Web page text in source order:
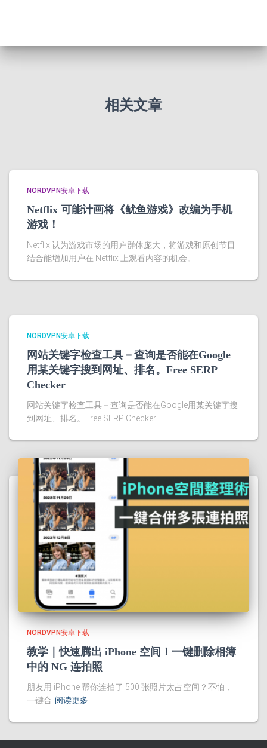
相关文章
NORDVPN安卓下载
Netflix 可能计画将《鱿鱼游戏》改编为手机
游戏！
Netflix 认为游戏市场的用户群体庞大，将游戏和原创节目
结合能增加用户在 Netflix 上观看内容的机会。
NORDVPN安卓下载
网站关键字检查工具－查询是否能在Google
用某关键字搜到网址、排名。Free SERP
Checker
网站关键字检查工具－查询是否能在Google用某关键字搜
到网址、排名。Free SERP Checker
NORDVPN安卓下载
教学｜快速腾出 iPhone 空间！一键删除相簿
中的 NG 连拍照
朋友用 iPhone 帮你连拍了 500 张照片太占空间？不怕，
一键合 阅读更多